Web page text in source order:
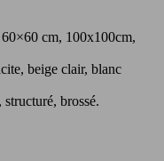
cm, 100x100cm,
beige clair, blanc
brossé.